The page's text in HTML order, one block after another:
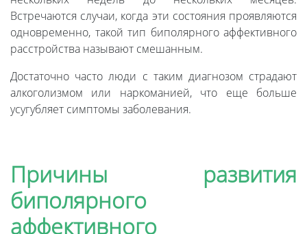
Встречаются случаи, когда эти состояния проявляются
одновременно, такой тип биполярного аффективного
расстройства называют смешанным.
Достаточно часто люди с таким диагнозом страдают
алкоголизмом или наркоманией, что еще больше
усугубляет симптомы заболевания.
Причины развития
биполярного
аффективного